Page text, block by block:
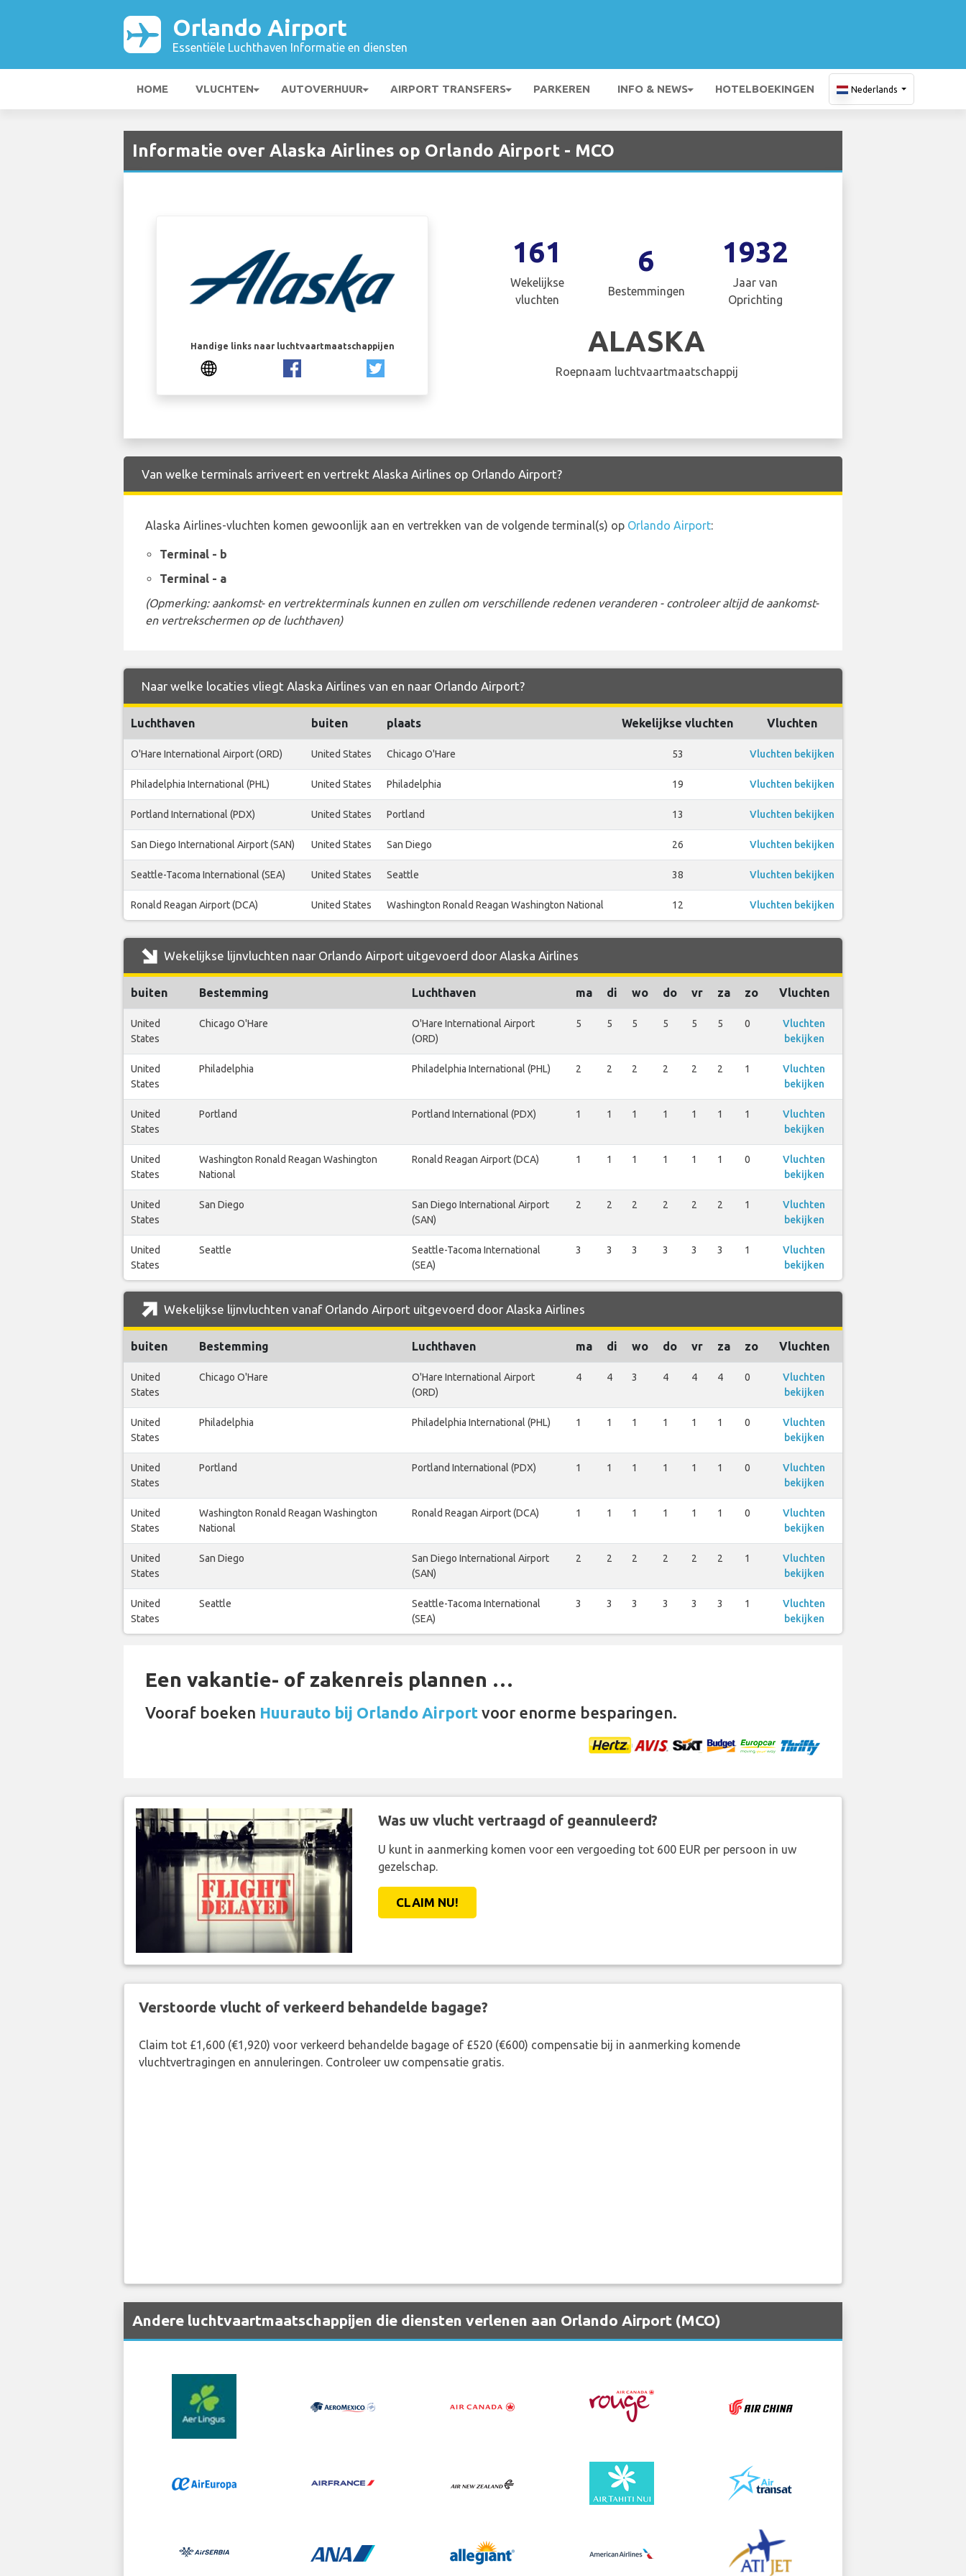
Orlando Airport
Essentiële Luchthaven Informatie en diensten
HOME VLUCHTEN AUTOVERHUUR AIRPORT TRANSFERS PARKEREN INFO & NEWS HOTELBOEKINGEN Nederlands
Informatie over Alaska Airlines op Orlando Airport - MCO
Handige links naar luchtvaartmaatschappijen
161
Wekelijkse
vluchten
6
Bestemmingen
1932
Jaar van
Oprichting
ALASKA
Roepnaam luchtvaartmaatschappij
Van welke terminals arriveert en vertrekt Alaska Airlines op Orlando Airport?
Alaska Airlines-vluchten komen gewoonlijk aan en vertrekken van de volgende terminal(s) op Orlando Airport:
Terminal - b
Terminal - a
(Opmerking: aankomst- en vertrekterminals kunnen en zullen om verschillende redenen veranderen - controleer altijd de aankomst-
en vertrekschermen op de luchthaven)
Naar welke locaties vliegt Alaska Airlines van en naar Orlando Airport?
Luchthaven buiten plaats Wekelijkse vluchten Vluchten
O'Hare International Airport (ORD) United States Chicago O'Hare 53 Vluchten bekijken
Philadelphia International (PHL) United States Philadelphia 19 Vluchten bekijken
Portland International (PDX) United States Portland 13 Vluchten bekijken
San Diego International Airport (SAN) United States San Diego 26 Vluchten bekijken
Seattle-Tacoma International (SEA) United States Seattle 38 Vluchten bekijken
Ronald Reagan Airport (DCA) United States Washington Ronald Reagan Washington National 12 Vluchten bekijken
Wekelijkse lijnvluchten naar Orlando Airport uitgevoerd door Alaska Airlines
buiten Bestemming Luchthaven ma di wo do vr za zo Vluchten
United
States
Chicago O'Hare
O'Hare International Airport
(ORD)
5 5 5 5 5 5 0
Vluchten
bekijken
United
States
Philadelphia Philadelphia International (PHL) 2 2 2 2 2 2 1
Vluchten
bekijken
United
States
Portland Portland International (PDX) 1 1 1 1 1 1 1
Vluchten
bekijken
United
States
Washington Ronald Reagan Washington
National
Ronald Reagan Airport (DCA) 1 1 1 1 1 1 0
Vluchten
bekijken
United
States
San Diego
San Diego International Airport
(SAN)
2 2 2 2 2 2 1
Vluchten
bekijken
United
States
Seattle
Seattle-Tacoma International
(SEA)
3 3 3 3 3 3 1
Vluchten
bekijken
Wekelijkse lijnvluchten vanaf Orlando Airport uitgevoerd door Alaska Airlines
buiten Bestemming Luchthaven ma di wo do vr za zo Vluchten
United
States
Chicago O'Hare
O'Hare International Airport
(ORD)
4 4 3 4 4 4 0
Vluchten
bekijken
United
States
Philadelphia Philadelphia International (PHL) 1 1 1 1 1 1 0
Vluchten
bekijken
United
States
Portland Portland International (PDX) 1 1 1 1 1 1 0
Vluchten
bekijken
United
States
Washington Ronald Reagan Washington
National
Ronald Reagan Airport (DCA) 1 1 1 1 1 1 0
Vluchten
bekijken
United
States
San Diego
San Diego International Airport
(SAN)
2 2 2 2 2 2 1
Vluchten
bekijken
United
States
Seattle
Seattle-Tacoma International
(SEA)
3 3 3 3 3 3 1
Vluchten
bekijken
Een vakantie- of zakenreis plannen …
Vooraf boeken Huurauto bij Orlando Airport voor enorme besparingen.
Was uw vlucht vertraagd of geannuleerd?
U kunt in aanmerking komen voor een vergoeding tot 600 EUR per persoon in uw
gezelschap.
CLAIM NU!
Verstoorde vlucht of verkeerd behandelde bagage?
Claim tot £1,600 (€1,920) voor verkeerd behandelde bagage of £520 (€600) compensatie bij in aanmerking komende
vluchtvertragingen en annuleringen. Controleer uw compensatie gratis.
Andere luchtvaartmaatschappijen die diensten verlenen aan Orlando Airport (MCO)